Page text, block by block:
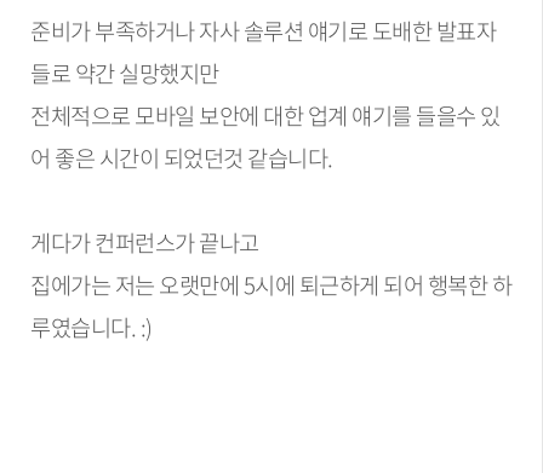
준비가 부족하거나 자사 솔루션 얘기로 도배한 발표자
들로 약간 실망했지만
전체적으로 모바일 보안에 대한 업계 얘기를 들을수 있
어 좋은 시간이 되었던것 같습니다.
게다가 컨퍼런스가 끝나고
집에가는 저는 오랫만에 5시에 퇴근하게 되어 행복한 하
루였습니다. :)